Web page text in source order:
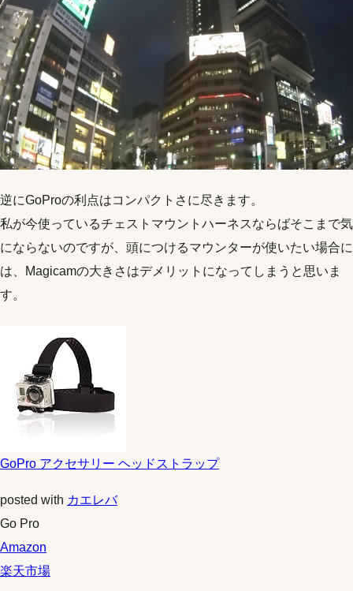
逆にGoProの利点はコンパクトさに尽きます。
私が今使っているチェストマウントハーネスならばそこまで気
にならないのですが、頭につけるマウンターが使いたい場合に
は、Magicamの大きさはデメリットになってしまうと思いま
す。
GoPro アクセサリー ヘッドストラップ
posted with カエレバ
Go Pro
Amazon
楽天市場